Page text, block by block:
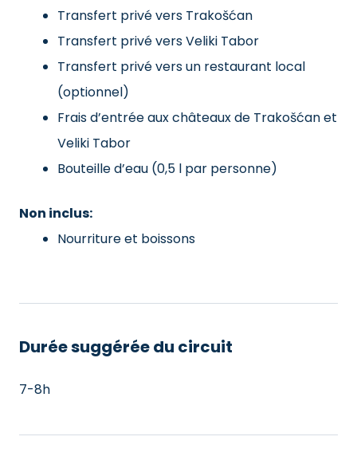
Transfert privé vers Trakošćan
Transfert privé vers Veliki Tabor
Transfert privé vers un restaurant local
(optionnel)
Frais d’entrée aux châteaux de Trakošćan et
Veliki Tabor
Bouteille d’eau (0,5 l par personne)
Non inclus:
Nourriture et boissons
Durée suggérée du circuit
7-8h